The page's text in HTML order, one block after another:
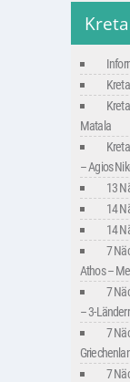
Kreta
Matala
– Agios
13
14
14
7
Athos –
7
– 3-
7
7